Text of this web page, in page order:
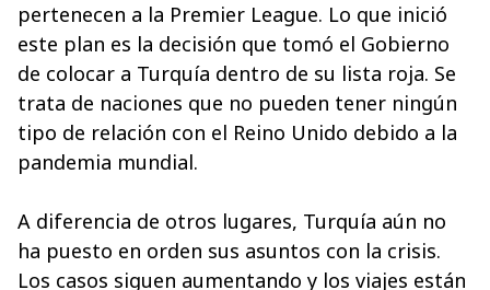
pertenecen a la Premier League. Lo que inició
este plan es la decisión que tomó el Gobierno
de colocar a Turquía dentro de su lista roja. Se
trata de naciones que no pueden tener ningún
tipo de relación con el Reino Unido debido a la
pandemia mundial.
A diferencia de otros lugares, Turquía aún no
ha puesto en orden sus asuntos con la crisis.
Los casos siguen aumentando y los viajes están